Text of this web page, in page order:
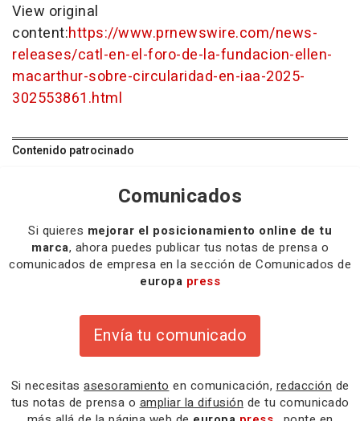
View original
content:https://www.prnewswire.com/news-
releases/catl-en-el-foro-de-la-fundacion-ellen-
macarthur-sobre-circularidad-en-iaa-2025-
302553861.html
Contenido patrocinado
Comunicados
Si quieres mejorar el posicionamiento online de tu
marca, ahora puedes publicar tus notas de prensa o
comunicados de empresa en la sección de Comunicados de
europa press
Envía tu comunicado
Si necesitas asesoramiento en comunicación, redacción de
tus notas de prensa o ampliar la difusión de tu comunicado